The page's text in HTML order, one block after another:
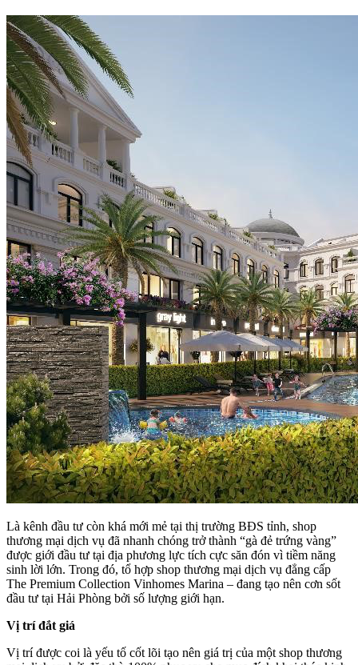
Là kênh đầu tư còn khá mới mẻ tại thị trường BĐS tỉnh, shop
thương mại dịch vụ đã nhanh chóng trở thành “gà đẻ trứng vàng”
được giới đầu tư tại địa phương lực tích cực săn đón vì tiềm năng
sinh lời lớn. Trong đó, tổ hợp shop thương mại dịch vụ đẳng cấp
The Premium Collection Vinhomes Marina – đang tạo nên cơn sốt
đầu tư tại Hải Phòng bởi số lượng giới hạn.
Vị trí đắt giá
Vị trí được coi là yếu tố cốt lõi tạo nên giá trị của một shop thương